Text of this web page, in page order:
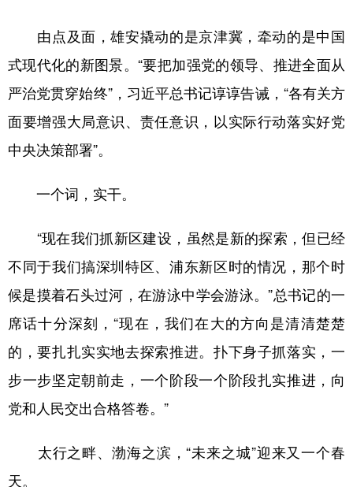
由点及面，雄安撬动的是京津冀，牵动的是中国
式现代化的新图景。“要把加强党的领导、推进全面从
严治党贯穿始终”，习近平总书记谆谆告诫，“各有关方
面要增强大局意识、责任意识，以实际行动落实好党
中央决策部署”。
一个词，实干。
“现在我们抓新区建设，虽然是新的探索，但已经
不同于我们搞深圳特区、浦东新区时的情况，那个时
候是摸着石头过河，在游泳中学会游泳。”总书记的一
席话十分深刻，“现在，我们在大的方向是清清楚楚
的，要扎扎实实地去探索推进。扑下身子抓落实，一
步一步坚定朝前走，一个阶段一个阶段扎实推进，向
党和人民交出合格答卷。”
太行之畔、渤海之滨，“未来之城”迎来又一个春
天。